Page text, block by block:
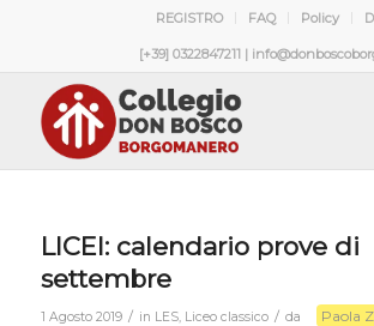
REGISTRO FAQ Policy
[+39] 0322847211 |
LICEI: calendario prove di
settembre
1 Agosto 2019 / in LES, Liceo classico / da Paola